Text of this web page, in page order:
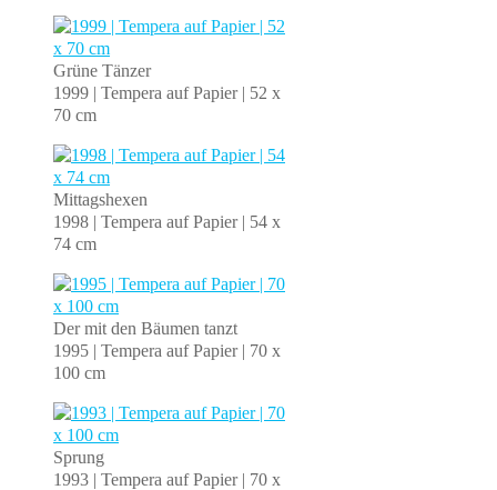
Grüne Tänzer
1999 | Tempera auf Papier | 52 x
70 cm
Mittagshexen
1998 | Tempera auf Papier | 54 x
74 cm
Der mit den Bäumen tanzt
1995 | Tempera auf Papier | 70 x
100 cm
Sprung
1993 | Tempera auf Papier | 70 x